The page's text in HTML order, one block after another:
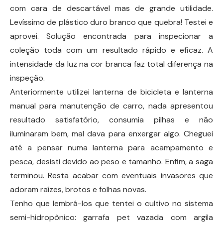
com cara de descartável mas de grande utilidade.
Levíssimo de plástico duro branco que quebra! Testei e
aprovei. Solução encontrada para inspecionar a
coleção toda com um resultado rápido e eficaz. A
intensidade da luz na cor branca faz total diferença na
inspeção.
Anteriormente utilizei lanterna de bicicleta e lanterna
manual para manutenção de carro, nada apresentou
resultado satisfatório, consumia pilhas e não
iluminaram bem, mal dava para enxergar algo. Cheguei
até a pensar numa lanterna para acampamento e
pesca, desisti devido ao peso e tamanho. Enfim, a saga
terminou. Resta acabar com eventuais invasores que
adoram raízes, brotos e folhas novas.
Tenho que lembrá-los que tentei o cultivo no sistema
semi-hidropônico: garrafa pet vazada com argila